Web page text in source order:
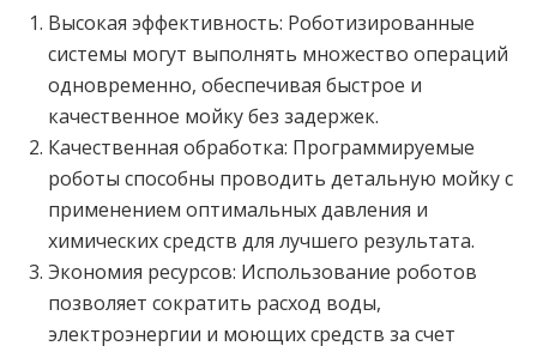
Высокая эффективность: Роботизированные
системы могут выполнять множество операций
одновременно, обеспечивая быстрое и
качественное мойку без задержек.
Качественная обработка: Программируемые
роботы способны проводить детальную мойку с
применением оптимальных давления и
химических средств для лучшего результата.
Экономия ресурсов: Использование роботов
позволяет сократить расход воды,
электроэнергии и моющих средств за счет